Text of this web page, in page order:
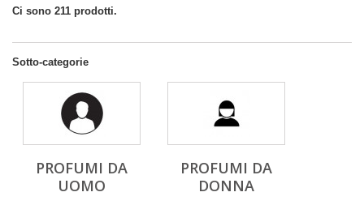
Ci sono 211 prodotti.
Sotto-categorie
PROFUMI DA
UOMO
PROFUMI DA
DONNA